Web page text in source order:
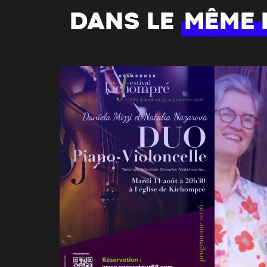
DANS LE MÊME